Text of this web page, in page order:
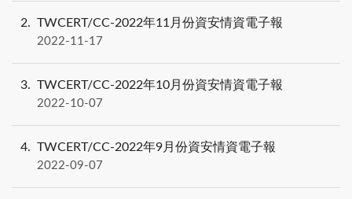
2 TWCERT/CC-2022年11月份資安情資電子報
2022-11-17
3 TWCERT/CC-2022年10月份資安情資電子報
2022-10-07
4 TWCERT/CC-2022年9月份資安情資電子報
2022-09-07